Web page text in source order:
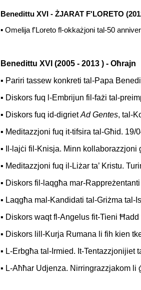
Benedittu XVI - ŻJARAT F'LORETO
▪ Omelija f'Loreto fl-okkażjoni tal-50
Benedittu XVI (2005 - 2013 ) - Oħrajn
▪ Pariri tassew konkreti tal-Papa
▪ Diskors fuq l-Embrijun fil-fażi tal-
▪ Diskors fuq id-digrietAd Gentes, tal-
▪ Meditazzjoni fuq it-tifsira tal-Għid. 19/
▪
Il-lajċi fil-Knisja. Minn
▪ Meditazzjoni fuq il-Liżar ta’ Kristu.
▪ Diskors fil-laqgħa mar-
▪ Laqgħa mal-Kandidati tal-Griżma tal-
▪ Diskors waqt fl-Angelus fit-Tieni
▪ Diskors lill-Kurja Rumana li fih kien
▪ L-Erbgħa tal-Irmied. It-Tentazzjonijiet
▪ L-Aħħar Udjenza. Nirringrazzjakom li